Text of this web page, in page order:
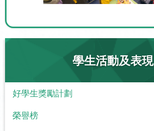
學生活動及表現
好學生獎勵計劃
榮譽榜